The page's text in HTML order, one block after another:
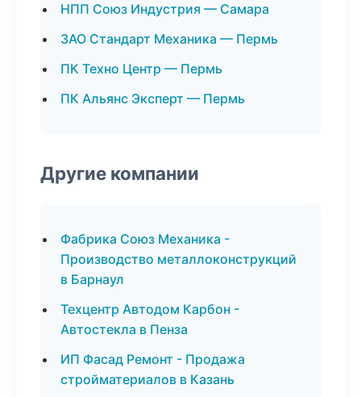
НПП Союз Индустрия — Самара
ЗАО Стандарт Механика — Пермь
ПК Техно Центр — Пермь
ПК Альянс Эксперт — Пермь
Другие компании
Фабрика Союз Механика -
Производство металлоконструкций
в Барнаул
Техцентр Автодом Карбон -
Автостекла в Пенза
ИП Фасад Ремонт - Продажа
стройматериалов в Казань